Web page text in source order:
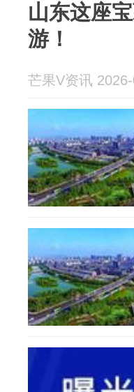
山东这座
游！
芒果V资讯